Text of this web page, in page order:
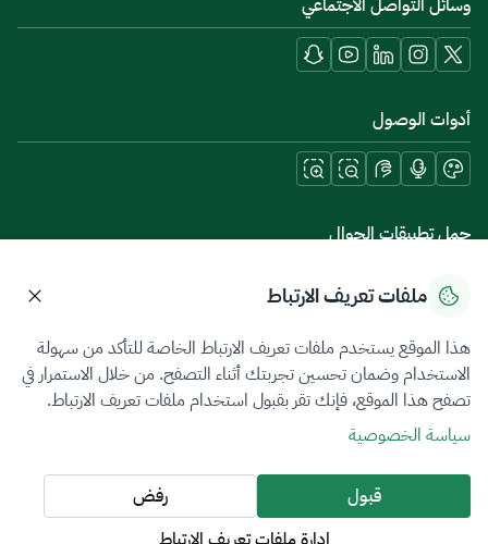
وسائل التواصل الاجتماعي
أدوات الوصول
حمل تطبيقات الجوال
سياسة الخصوصيةشروط الاستخدامخريطة الموقع
جميع الحقوق محفوظة 2026 © ZATCA.GOV.SA
تم تطويره وصيانته بواسطة هيئة الزكاة والضريبة والجمارك
آخر تحديث للموقع في
ملفات تعريف الارتباط
هذا الموقع يستخدم ملفات تعريف الارتباط الخاصة للتأكد من سهولة
الاستخدام وضمان تحسين تجربتك أثناء التصفح. من خلال الاستمرار في
تصفح هذا الموقع، فإنك تقر بقبول استخدام ملفات تعريف الارتباط.
سياسة الخصوصية
قبول
رفض